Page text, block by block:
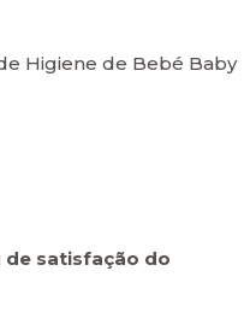
Higiene de Bebé Baby
de satisfação do